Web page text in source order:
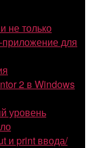
не только
для
2 в Windows
уровень
и print ввода/